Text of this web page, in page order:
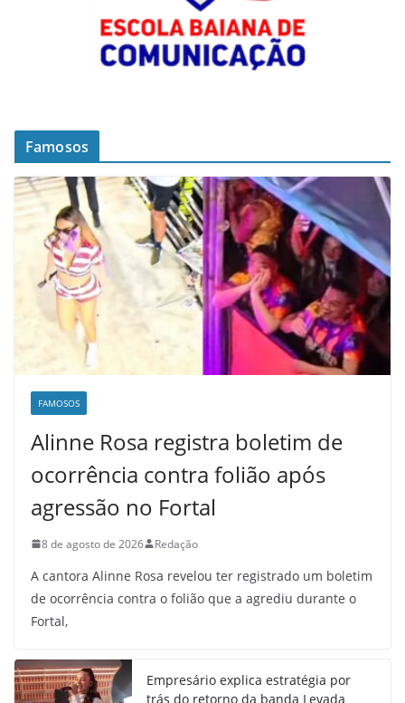
Famosos
FAMOSOS
Alinne Rosa registra boletim de
ocorrência contra folião após
agressão no Fortal
8 de agosto de 2026 Redação
A cantora Alinne Rosa revelou ter registrado um boletim
de ocorrência contra o folião que a agrediu durante o
Fortal,
Empresário explica estratégia por
trás do retorno da banda Levada